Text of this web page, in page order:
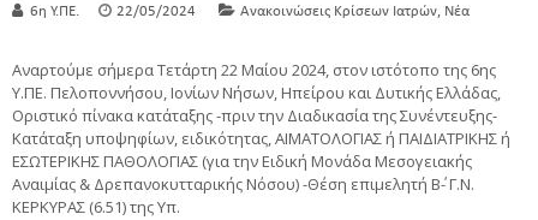
6η Υ.ΠΕ. 22/05/2024 Ανακοινώσεις Κρίσεων Ιατρών, Νέα
Αναρτούμε σήμερα Τετάρτη 22 Μαίου 2024, στον ιστότοπο της 6ης
Υ.ΠΕ. Πελοποννήσου, Ιονίων Νήσων, Ηπείρου και Δυτικής Ελλάδας,
Οριστικό πίνακα κατάταξης -πριν την Διαδικασία της Συνέντευξης-
Κατάταξη υποψηφίων, ειδικότητας, ΑΙΜΑΤΟΛΟΓΙΑΣ ή ΠΑΙΔΙΑΤΡΙΚΗΣ ή
ΕΣΩΤΕΡΙΚΗΣ ΠΑΘΟΛΟΓΙΑΣ (για την Ειδική Μονάδα Μεσογειακής
Αναιμίας & Δρεπανοκυτταρικής Νόσου) -Θέση επιμελητή Β΄- Γ.Ν.
ΚΕΡΚΥΡΑΣ (6.51) της Υπ.